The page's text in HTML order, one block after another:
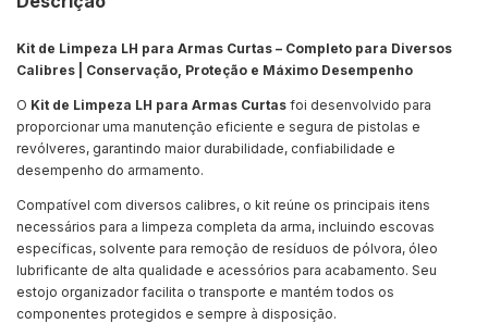
Kit de Limpeza LH para Armas Curtas – Completo para Diversos
Calibres | Conservação, Proteção e Máximo Desempenho
O Kit de Limpeza LH para Armas Curtas foi desenvolvido para
proporcionar uma manutenção eficiente e segura de pistolas e
revólveres, garantindo maior durabilidade, confiabilidade e
desempenho do armamento.
Compatível com diversos calibres, o kit reúne os principais itens
necessários para a limpeza completa da arma, incluindo escovas
específicas, solvente para remoção de resíduos de pólvora, óleo
lubrificante de alta qualidade e acessórios para acabamento. Seu
estojo organizador facilita o transporte e mantém todos os
componentes protegidos e sempre à disposição.